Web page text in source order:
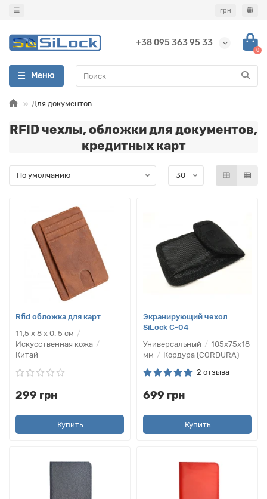
грн
+38 095 363 95 33
0
Меню
Для документов
RFID чехлы, обложки для документов,
кредитных карт
Rfid обложка для карт
11,5 x 8 x 0. 5 см
Искусственная кожа
Китай
299 грн
Купить
Экранирующий чехол
SiLock C-04
Универсальный
105х75х18
мм
Кордура (CORDURA)
2 отзыва
699 грн
Купить